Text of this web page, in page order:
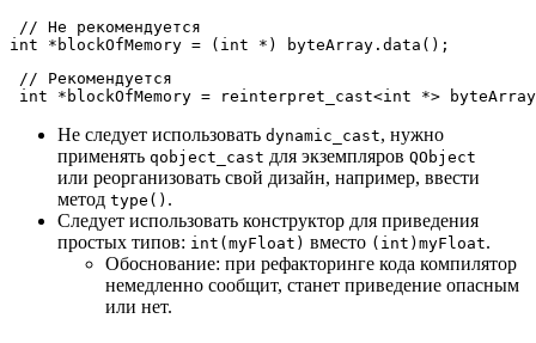
// Не рекомендуется
int *blockOfMemory = ( int *) byteArray. data
// Рекомендуется
int *blockOfMemory = reinterpret_cast<int *>
Не следует использовать dynamic_cast, нужно
применять qobject_cast для экземпляров QObject
или реорганизовать свой дизайн, например, ввести
метод type() .
Следует использовать конструктор для приведения
простых типов: int(myFloat) вместо (int)myFloat.
Обоснование: при рефакторинге кода компилятор
немедленно сообщит, станет приведение опасным
или нет.